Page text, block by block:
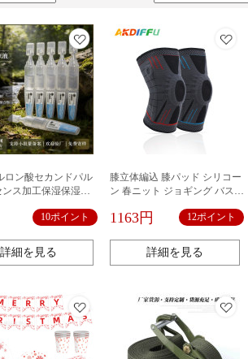
ロン酸セカンドパル
ンス加工保湿保湿低
ハイドロゾル
10ポイント
詳細を見る
膝立体編込 膝パッド シリコー
ン 春ニット ジョギング バスケ
突回避膝 スリーブ 男性 女性用
超軽量 左右兼用 膝サポーター
1163円 12ポイント
詳細を見る